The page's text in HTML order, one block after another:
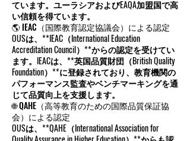
ています。ユーラシアおよびEAQA加盟国で高
い信頼を得ています。
🌎 IEAC（国際教育認定協議会）による認定
OUSは、**IEAC（International Education
Accreditation Council）**からの認定を受けてい
ます。IEACは、**英国品質財団（British Quality
Foundation）**に登録されており、教育機関の
パフォーマンス監査やベンチマーキングを通
じて品質向上を支援します。
🌐 QAHE（高等教育のための国際品質保証協
会）による認定
OUSは、**QAHE（International Association for